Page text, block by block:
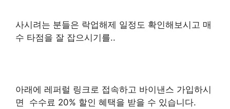
사시려는 분들은 락업해제 일정도 확인해보시고 매
수 타점을 잘 잡으시기를..
아래에 레퍼럴 링크로 접속하고 바이낸스 가입하시
면 수수료 20% 할인 혜택을 받을 수 있습니다.